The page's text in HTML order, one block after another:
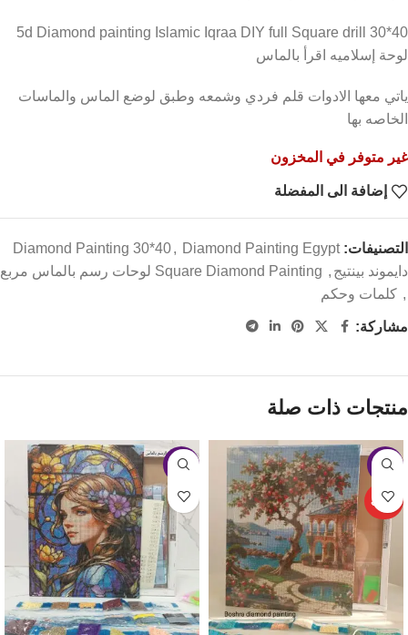
5d Diamond painting Islamic Iqraa DIY full Square drill 30*40
لوحة إسلاميه اقرأ بالماس
ياتي معها الادوات قلم فردي وشمعه وطبق لوضع الماس والماسات
الخاصه بها
غير متوفر في المخزون
إضافة الى المفضلة
التصنيفات: Diamond Painting 30*40, Diamond Painting Egypt
دايموند بينتيج , Square Diamond Painting لوحات رسم بالماس مربع
, كلمات وحكم
مشاركة:
منتجات ذات صلة
-6%
حصري
-3%